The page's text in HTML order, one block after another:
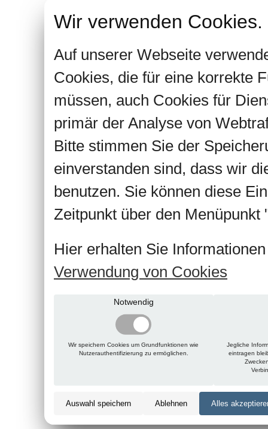
Wir verwenden Cookies.
Auf unserer Webseite
Cookies, die für eine korrekte
müssen, auch Cookies für
primär der Analyse von
Bitte stimmen Sie der
einverstanden sind, dass wir
benutzen. Sie können diese
Zeitpunkt über den Menüpunkt
Hier erhalten Sie
Verwendung von Cookies
Notwendig
Wir speichern Cookies um Grundfunktionen wie
Nutzerauthentifizierung zu ermöglichen.
Jegliche
eintragen
Auswahl speichern Ablehnen Alles